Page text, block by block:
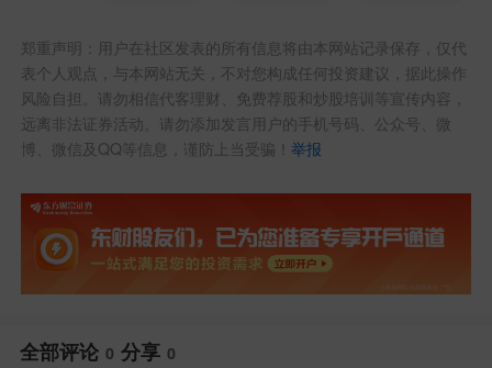
郑重声明：用户在社区发表的所有信息将由本网站记录保存，仅代
表个人观点，与本网站无关，不对您构成任何投资建议，据此操作
风险自担。请勿相信代客理财、免费荐股和炒股培训等宣传内容，
远离非法证券活动。请勿添加发言用户的手机号码、公众号、微
博、微信及QQ等信息，谨防上当受骗！举报
全部评论 0 分享 0